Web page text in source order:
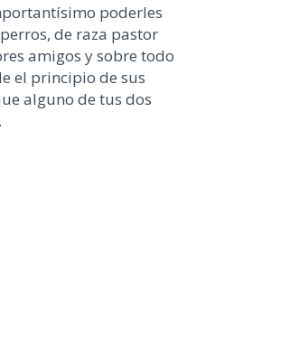
poderles
de raza pastor
amigos y sobre todo
el principio de sus
alguno de tus dos